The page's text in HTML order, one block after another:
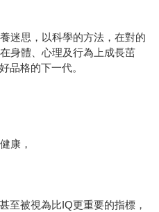
迷思，以科學的方法，在對的
身體、心理及行為上成長茁
品格的下一代。
康，
至被視為比IQ更重要的指標，